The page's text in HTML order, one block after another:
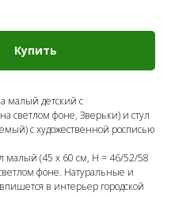
Купить
малый детский с
светлом фоне, Зверьки) и стул
с художественной росписью
малый (45 х 60 см, Н = 46/52/58
фоне. Натуральные и
в интерьер городской